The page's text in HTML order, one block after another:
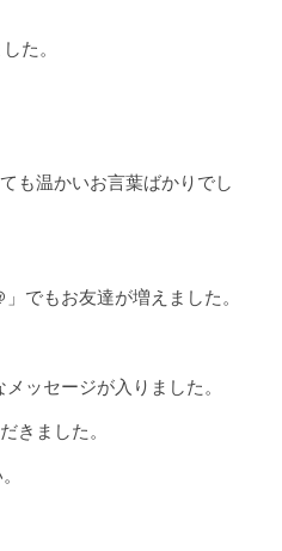
た。
も温かいお言葉ばかりでし
でもお友達が増えました。
ッセージが入りました。
きました。